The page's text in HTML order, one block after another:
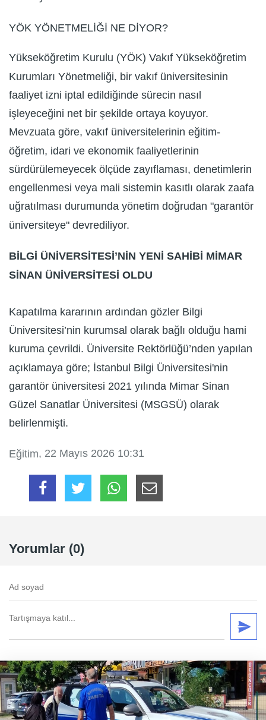
YÖK YÖNETMELİĞİ NE DİYOR?
Yükseköğretim Kurulu (YÖK) Vakıf Yükseköğretim
Kurumları Yönetmeliği, bir vakıf üniversitesinin
faaliyet izni iptal edildiğinde sürecin nasıl
işleyeceğini net bir şekilde ortaya koyuyor.
Mevzuata göre, vakıf üniversitelerinin eğitim-
öğretim, idari ve ekonomik faaliyetlerinin
sürdürülemeyecek ölçüde zayıflaması, denetimlerin
engellenmesi veya mali sistemin kasıtlı olarak zaafa
uğratılması durumunda yönetim doğrudan "garantör
üniversiteye" devrediliyor.
BİLGİ ÜNİVERSİTESİ’NİN YENİ SAHİBİ MİMAR
SİNAN ÜNİVERSİTESİ OLDU
Kapatılma kararının ardından gözler Bilgi
Üniversitesi’nin kurumsal olarak bağlı olduğu hami
kuruma çevrildi. Üniversite Rektörlüğü’nden yapılan
açıklamaya göre; İstanbul Bilgi Üniversitesi'nin
garantör üniversitesi 2021 yılında Mimar Sinan
Güzel Sanatlar Üniversitesi (MSGSÜ) olarak
belirlenmişti.
Eğitim, 22 Mayıs 2026 10:31
Yorumlar (0)